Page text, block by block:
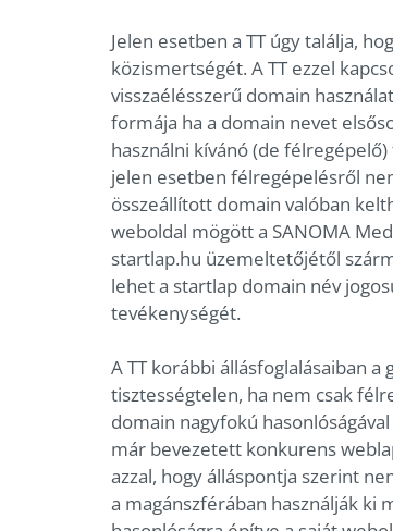
Jelen esetben a TT úgy találja,
közismertségét. A TT ezzel
visszaélésszerű domain
formája ha a domain nevet
használni kívánó (de
jelen esetben félregépelésről
összeállított domain valóban
weboldal mögött a SANOMA
startlap.hu üzemeltetőjétől
lehet a startlap domain név
tevékenységét.
A TT korábbi állásfoglalásaiban
tisztességtelen, ha nem csak
domain nagyfokú
már bevezetett konkurens
azzal, hogy álláspontja szerint
a magánszférában használják ki